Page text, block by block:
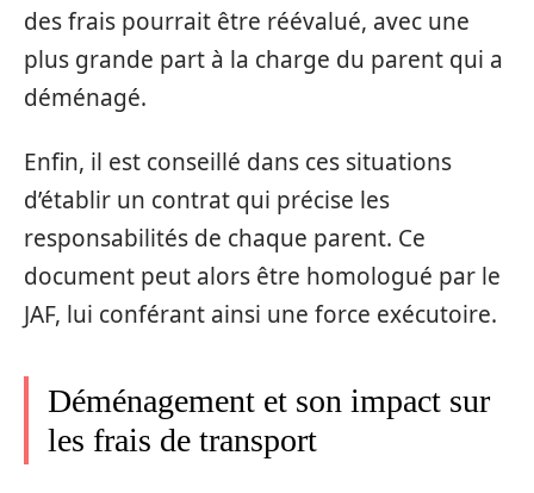
des frais pourrait être réévalué, avec une
plus grande part à la charge du parent qui a
déménagé.
Enfin, il est conseillé dans ces situations
d’établir un contrat qui précise les
responsabilités de chaque parent. Ce
document peut alors être homologué par le
JAF, lui conférant ainsi une force exécutoire.
Déménagement et son impact sur
les frais de transport